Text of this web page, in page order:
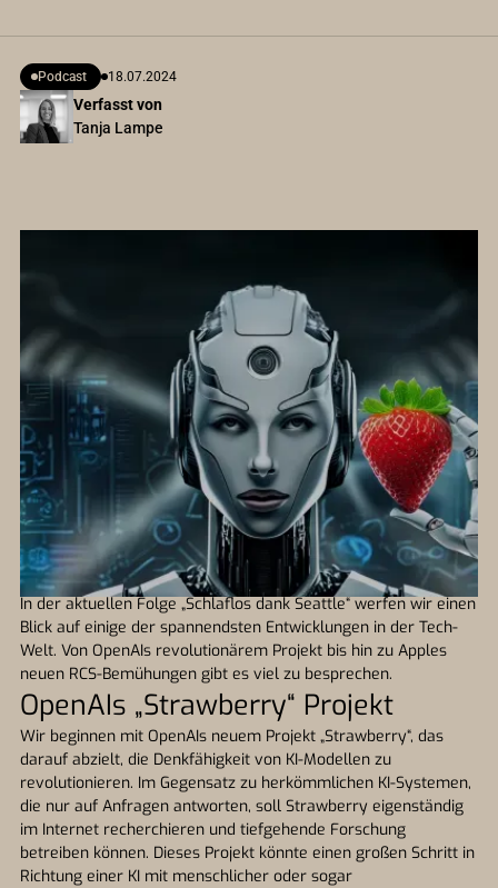
Verfasst von
Tanja Lampe
Podcast 18.07.2024
In der aktuellen Folge „Schlaflos dank Seattle“ werfen wir einen
Blick auf einige der spannendsten Entwicklungen in der Tech-
Welt. Von OpenAIs revolutionärem Projekt bis hin zu Apples
neuen RCS-Bemühungen gibt es viel zu besprechen.
OpenAIs „Strawberry“ Projekt
Wir beginnen mit OpenAIs neuem Projekt „Strawberry“, das
darauf abzielt, die Denkfähigkeit von KI-Modellen zu
revolutionieren. Im Gegensatz zu herkömmlichen KI-Systemen,
die nur auf Anfragen antworten, soll Strawberry eigenständig
im Internet recherchieren und tiefgehende Forschung
betreiben können. Dieses Projekt könnte einen großen Schritt in
Richtung einer KI mit menschlicher oder sogar